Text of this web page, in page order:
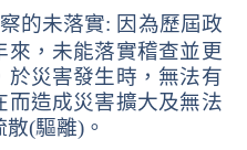
的未落實: 因為歷屆政
來，未能落實稽查並更
於災害發生時，無法有
而造成災害擴大及無法
散(驅離) 。